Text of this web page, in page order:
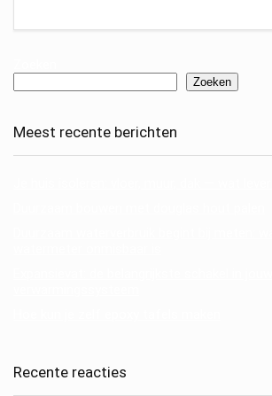
Zoeken
Meest recente berichten
Recente reacties